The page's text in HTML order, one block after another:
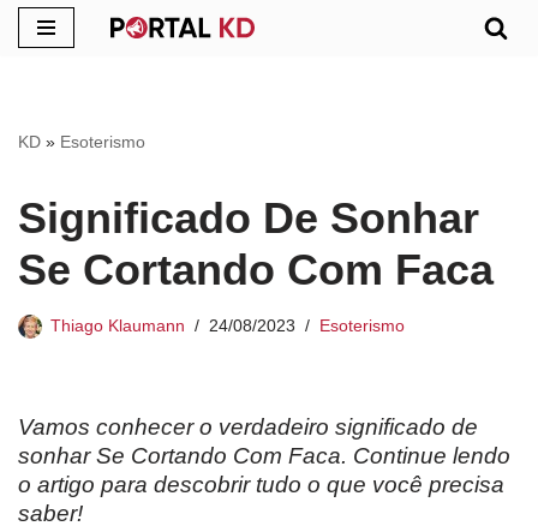
conteúdo
KD » Esoterismo
Significado De Sonhar
Se Cortando Com Faca
Thiago Klaumann 24/08/2023 Esoterismo
Vamos conhecer o verdadeiro significado de
sonhar Se Cortando Com Faca. Continue lendo
o artigo para descobrir tudo o que você precisa
saber!